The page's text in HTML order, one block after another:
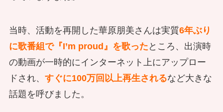
当時、活動を再開した華原朋美さんは実質6年ぶり
に歌番組で『I’m proud』を歌った ところ、出演時
の動画が一時的にインターネット上にアップロー
ドされ、 すぐに100万回以上再生されるなど大きな
話題を呼びました。